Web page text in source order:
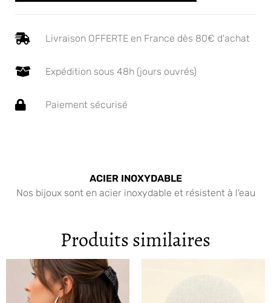
Livraison OFFERTE en France dès 80€ d'achat
Expédition sous 48h (jours ouvrés)
Paiement sécurisé
ACIER INOXYDABLE
Nos bijoux sont en acier inoxydable et résistent à l'eau
Produits similaires